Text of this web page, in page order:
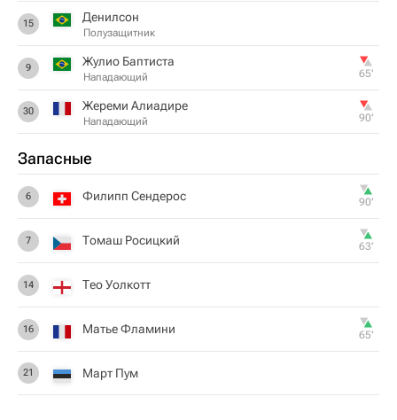
15 Денилсон
Полузащитник
9 Жулио Баптиста
Нападающий 65‎’‎
30 Жереми Алиадире
Нападающий 90‎’‎
Запасные
6 Филипп Сендерос 90‎’‎
7 Томаш Росицкий 63‎’‎
14 Тео Уолкотт
16 Матье Фламини 65‎’‎
21 Март Пум